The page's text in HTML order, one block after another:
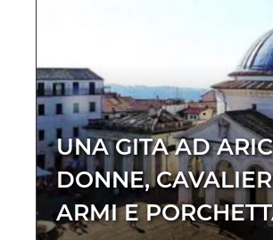
UNA GITA AD
DONNE,
ARMI E